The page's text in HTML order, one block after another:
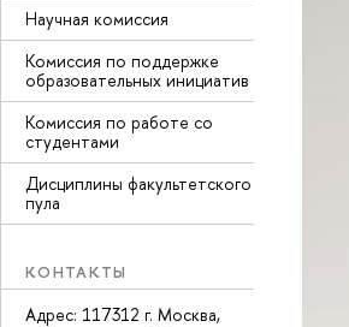
Научная комиссия
Комиссия по поддержке
образовательных инициати
Комиссия по работе со
студентами
Дисциплины факультетского
пула
КОНТАКТЫ
Адрес: 117312 г. Москва,